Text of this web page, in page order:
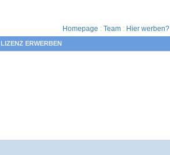
Homepage : Team : Hier werben?
LIZENZ ERWERBEN